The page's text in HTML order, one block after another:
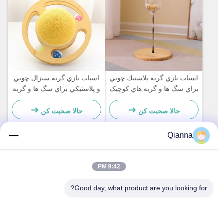
اسباب بازي گربه پلاستيك چوبي
براي سگ ها و گربه هاي کوچيک
ساده و عملي
حالا صحبت کن
اسباب بازي گربه سيزال چوبي
و پلاستيکي براي سگ ها و گربه
هاي کوچيک ساده و عملي
حالا صحبت کن
آدرس
Qianna
9:42 PM
Good day, what product are you looking for?